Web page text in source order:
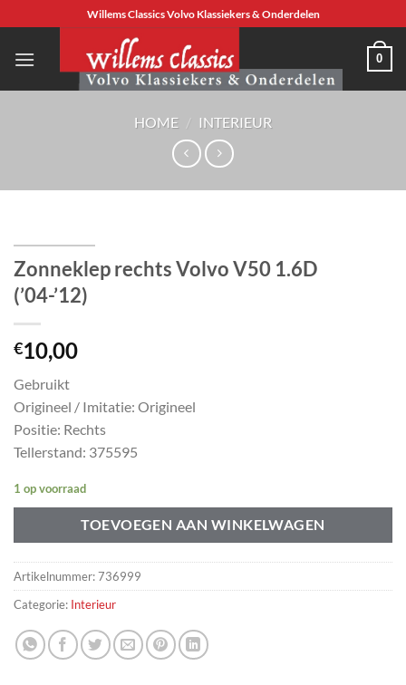
naar
inhoud
Willems Classics Volvo Klassiekers & Onderdelen
0
HOME / INTERIEUR
Zonneklep rechts Volvo V50 1.6D
(’04-’12)
€10,00
Gebruikt
Origineel / Imitatie: Origineel
Positie: Rechts
Tellerstand: 375595
1 op voorraad
TOEVOEGEN AAN WINKELWAGEN
Artikelnummer:736999
Categorie: Interieur